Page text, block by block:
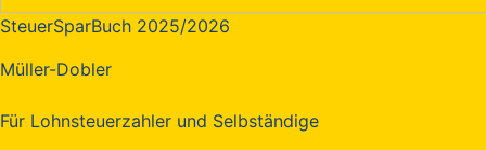
SteuerSparBuch 2025/2026
Müller-Dobler
Für Lohnsteuerzahler und Selbständige